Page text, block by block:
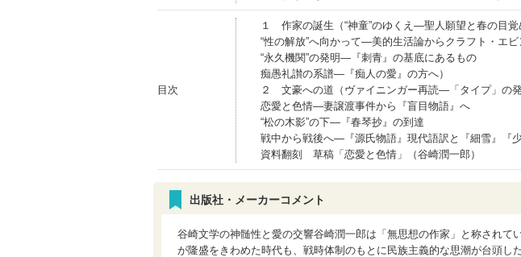
目次
１ 作家の誕生（“神童”のゆくえ―聖人願望と春の目覚
“性の解放”へ向かって―美的生活論からクラフト・エビ
“永久機関”の発明―『刺青』の基底にあるもの
痴愚礼讃の系譜―『痴人の愛』の方へ）
２ 文豪への道（ヴァイニンガー再読―「タイプ」の
恋愛と色情―妻譲渡事件から『盲目物語』へ
“松の木影”の下―『春琴抄』の到達
戦中から戦後へ―『源氏物語』現代語訳と『細雪』『少
資料翻刻 草稿「恋愛と色情」（谷崎潤一郎）
出版社・メーカーコメント
谷崎文学の神髄性と愛の交響谷崎潤一郎は「無思想の作家」と称されて
が隆盛をきわめた時代も、戦時体制のもとに民族主義的な思潮が台頭し